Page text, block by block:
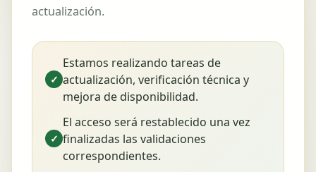
actualización.
✓
Estamos realizando tareas de
actualización, verificación técnica y
mejora de disponibilidad.
✓
El acceso será restablecido una vez
finalizadas las validaciones
correspondientes.